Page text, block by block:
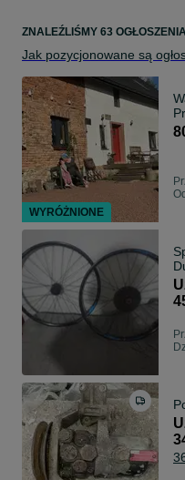
ZNALEŹLIŚMY 63 OGŁOSZENIA
Jak pozycjonowane są
WYRÓŻNIONE